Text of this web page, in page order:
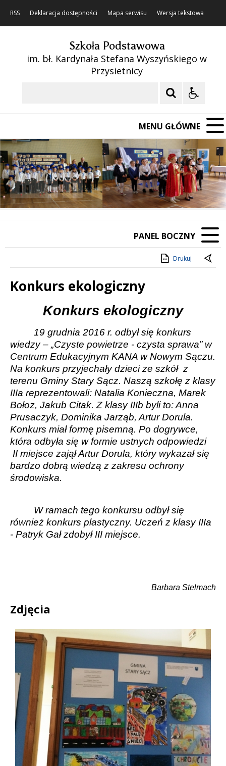
RSS Deklaracja dostępności Mapa serwisu Wersja tekstowa
Szkoła Podstawowa
im. bł. Kardynała Stefana Wyszyńskiego w
Przysietnicy
MENU GŁÓWNE
Poprzedni Element
Następny Element
❚❚
PANEL BOCZNY
Drukuj
Konkurs ekologiczny
Konkurs ekologiczny
19 grudnia 2016 r. odbył się konkurs
wiedzy – „Czyste powietrze - czysta sprawa” w
Centrum Edukacyjnym KANA w Nowym Sączu.
Na konkurs przyjechały dzieci ze szkół z
terenu Gminy Stary Sącz. Naszą szkołę z klasy
IIIa reprezentowali: Natalia Konieczna, Marek
Bołoz, Jakub Citak. Z klasy IIIb byli to: Anna
Prusaczyk, Dominika Jarząb, Artur Dorula.
Konkurs miał formę pisemną. Po dogrywce,
która odbyła się w formie ustnych odpowiedzi
II miejsce zajął Artur Dorula, który wykazał się
bardzo dobrą wiedzą z zakresu ochrony
środowiska.
W ramach tego konkursu odbył się
również konkurs plastyczny. Uczeń z klasy IIIa
- Patryk Gał zdobył III miejsce.
Barbara Stelmach
Zdjęcia